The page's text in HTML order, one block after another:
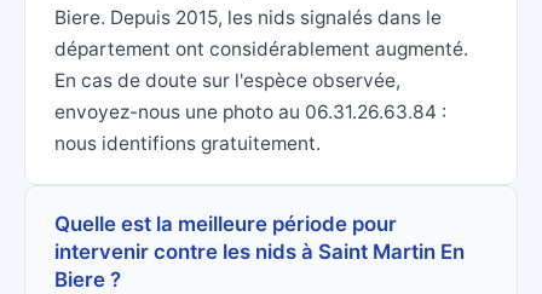
Biere. Depuis 2015, les nids signalés dans le
département ont considérablement augmenté.
En cas de doute sur l'espèce observée,
envoyez-nous une photo au 06.31.26.63.84 :
nous identifions gratuitement.
Quelle est la meilleure période pour
intervenir contre les nids à Saint Martin En
Biere ?